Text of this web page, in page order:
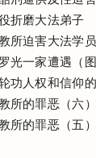
折磨大法弟子
所迫害大法学
光一家遭遇（图
功人权和信仰
所的罪恶（六）
所的罪恶（五）